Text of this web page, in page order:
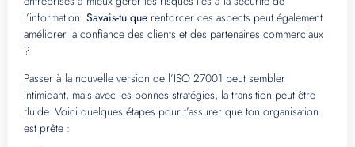
l’information. Savais-tu que renforcer ces aspects peut également
améliorer la confiance des clients et des partenaires commerciaux
?
Passer à la nouvelle version de l’ISO 27001 peut sembler
intimidant, mais avec les bonnes stratégies, la transition peut être
fluide. Voici quelques étapes pour t’assurer que ton organisation
est prête :